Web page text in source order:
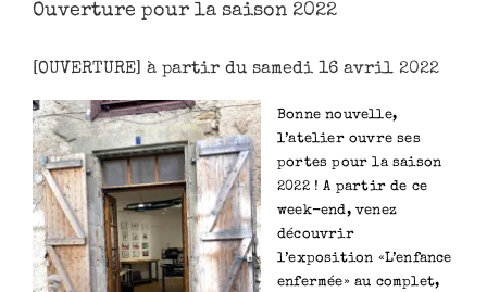
Ouverture pour la saison 2022
[OUVERTURE] à partir du samedi 16 avril 2022
Bonne nouvelle,
l’atelier ouvre ses
portes pour la saison
2022 ! A partir de ce
week-end, venez
découvrir
l’exposition «L’enfance
enfermée» au complet,